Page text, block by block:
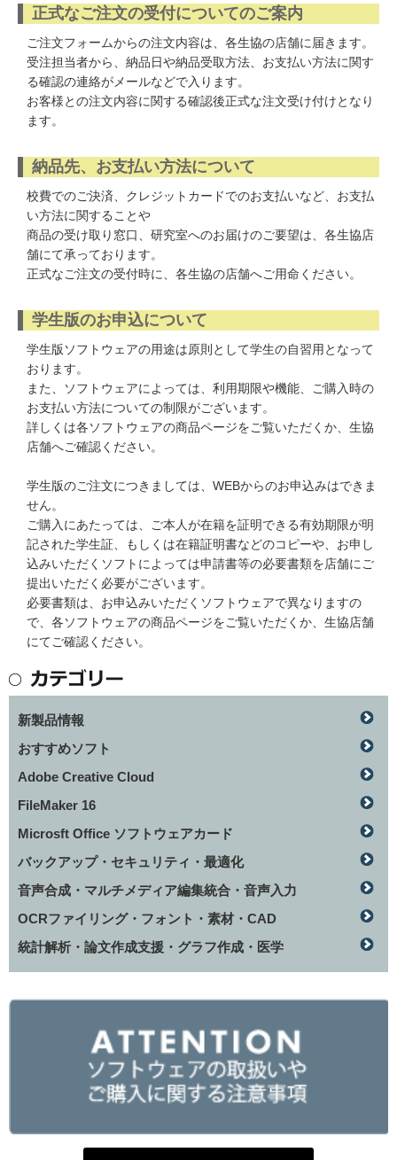
正式なご注文の受付についてのご案内
ご注文フォームからの注文内容は、各生協の店舗に届きます。
受注担当者から、納品日や納品受取方法、お支払い方法に関す
る確認の連絡がメールなどで入ります。
お客様との注文内容に関する確認後正式な注文受け付けとなり
ます。
納品先、お支払い方法について
校費でのご決済、クレジットカードでのお支払いなど、お支払
い方法に関することや
商品の受け取り窓口、研究室へのお届けのご要望は、各生協店
舗にて承っております。
正式なご注文の受付時に、各生協の店舗へご用命ください。
学生版のお申込について
学生版ソフトウェアの用途は原則として学生の自習用となって
おります。
また、ソフトウェアによっては、利用期限や機能、ご購入時の
お支払い方法についての制限がございます。
詳しくは各ソフトウェアの商品ページをご覧いただくか、生協
店舗へご確認ください。
学生版のご注文につきましては、WEBからのお申込みはできま
せん。
ご購入にあたっては、ご本人が在籍を証明できる有効期限が明
記された学生証、もしくは在籍証明書などのコピーや、お申し
込みいただくソフトによっては申請書等の必要書類を店舗にご
提出いただく必要がございます。
必要書類は、お申込みいただくソフトウェアで異なりますの
で、各ソフトウェアの商品ページをご覧いただくか、生協店舗
にてご確認ください。
新製品情報
おすすめソフト
Adobe Creative Cloud
FileMaker 16
Microsft Office ソフトウェアカード
バックアップ・セキュリティ・最適化
音声合成・マルチメディア編集統合・音声入力
OCRファイリング・フォント・素材・CAD
統計解析・論文作成支援・グラフ作成・医学